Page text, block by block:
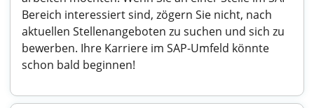
Bereich interessiert sind, zögern Sie nicht, nach
aktuellen Stellenangeboten zu suchen und sich zu
bewerben. Ihre Karriere im SAP-Umfeld könnte
schon bald beginnen!